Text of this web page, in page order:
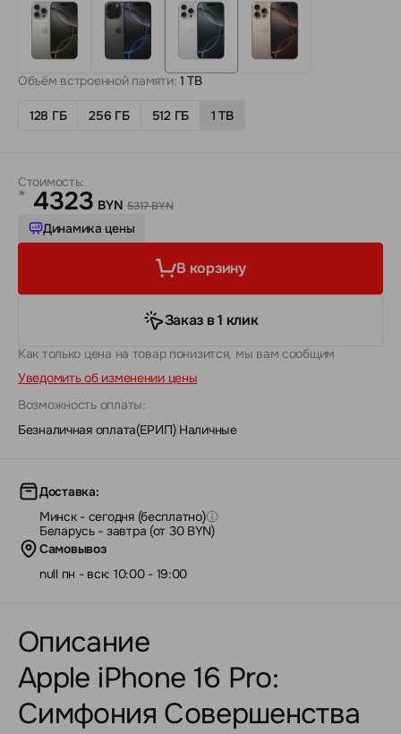
Объём встроенной памяти: 1 TB
128 ГБ 256 ГБ 512 ГБ 1 TB
Стоимость:
* 4323 BYN 5317 BYN
Динамика цены
В корзину
Заказ в 1 клик
Как только цена на товар понизится, мы вам сообщим
Уведомить об изменении цены
Возможность оплаты:
Безналичная оплата(ЕРИП)| Наличные
Доставка:
Минск - сегодня (бесплатно)
Беларусь - завтра (от 30 BYN)
Самовывоз
null пн - вск: 10:00 - 19:00
Описание
Apple iPhone 16 Pro:
Симфония Совершенства